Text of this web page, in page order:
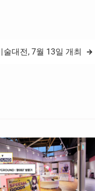
, 모바일게임 14종)의 미준
공개한다고 밝혔다. 모바
해외 6회…
대전, 7월 13일 개최